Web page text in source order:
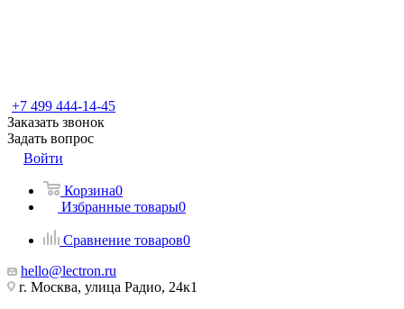
+7 499 444-14-45
Заказать звонок
Задать вопрос
Войти
Корзина0
Избранные товары0
Сравнение товаров0
hello@lectron.ru
г. Москва, улица Радио, 24к1